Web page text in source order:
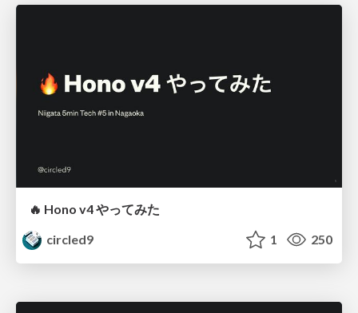
🔥 Hono v4 やってみた
circled9
1 250